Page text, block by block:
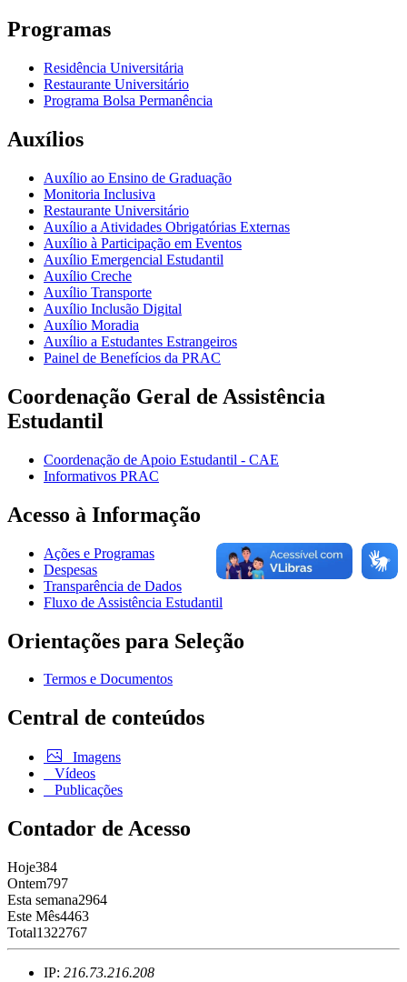
Programas
Residência Universitária
Restaurante Universitário
Programa Bolsa Permanência
Auxílios
Auxílio ao Ensino de Graduação
Monitoria Inclusiva
Restaurante Universitário
Auxílio a Atividades Obrigatórias Externas
Auxílio à Participação em Eventos
Auxílio Emergencial Estudantil
Auxílio Creche
Auxílio Transporte
Auxílio Inclusão Digital
Auxílio Moradia
Auxílio a Estudantes Estrangeiros
Painel de Benefícios da PRAC
Coordenação Geral de Assistência
Estudantil
Coordenação de Apoio Estudantil - CAE
Informativos PRAC
Acesso à Informação
Ações e Programas
Despesas
Transparência de Dados
Fluxo de Assistência Estudantil
Orientações para Seleção
Termos e Documentos
Central de conteúdos
Imagens
Vídeos
Publicações
Contador de Acesso
Hoje384
Ontem797
Esta semana2964
Este Mês4463
Total1322767
IP: 216.73.216.208